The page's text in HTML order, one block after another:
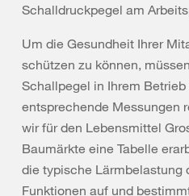
Schalldruckpegel am
Um die Gesundheit Ihrer
schützen zu können,
Schallpegel in Ihrem
entsprechende Messungen
wir für den Lebensmittel
Baumärkte eine Tabelle
die typische Lärmbelastung
Funktionen auf und